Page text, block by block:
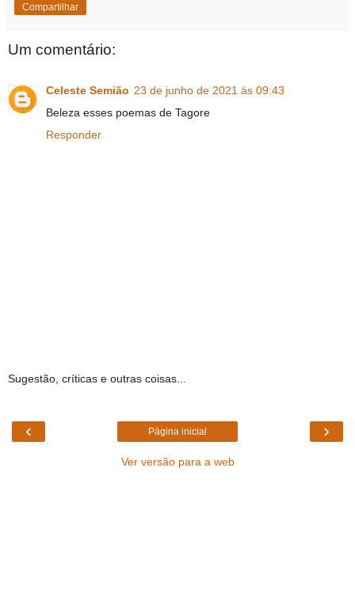
Compartilhar
Um comentário:
Celeste Semião 23 de junho de 2021 às 09:43
Beleza esses poemas de Tagore
Responder
Sugestão, críticas e outras coisas...
‹ ›
Página inicial
Ver versão para a web